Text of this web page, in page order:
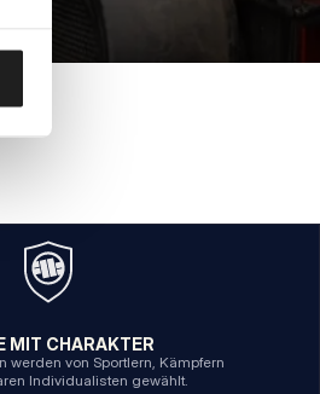
MIT CHARAKTER
werden von Sportlern, Kämpfern
Individualisten gewählt.